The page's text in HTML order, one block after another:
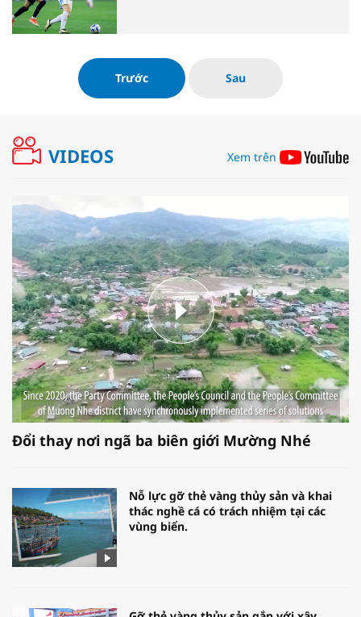
Trước Sau
VIDEOS Xem trên
Đổi thay nơi ngã ba biên giới Mường Nhé
Nỗ lực gỡ thẻ vàng thủy sản và khai
thác nghề cá có trách nhiệm tại các
vùng biển.